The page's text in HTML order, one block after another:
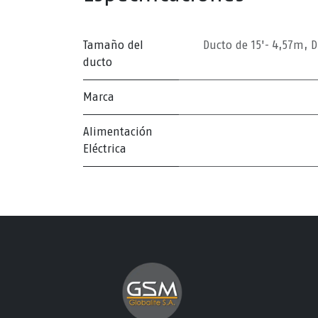
Tamaño del
ducto
Ducto de 15'- 4,57m ,
Marca
Alimentación
Eléctrica